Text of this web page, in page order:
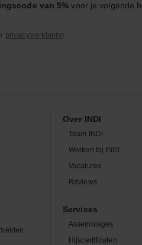
van 5% voor je volgende
privacyverklaring.
Over INDI
Team INDI
Werken bij INDI
Vacatures
Reviews
Services
Assemblages
Hijscertificaten